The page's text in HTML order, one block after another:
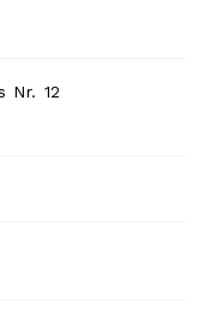
Nr. 12